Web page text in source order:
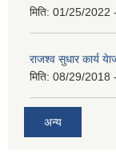
मिति: 01/25/2022
राजश्व सुधार कार्य
मिति: 08/29/2018
अन्य